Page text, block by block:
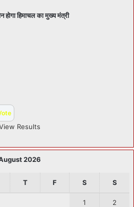
हिमाचल का मुख्य मंत्री
Results
2026
T F S S
1 2